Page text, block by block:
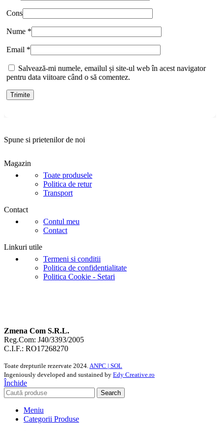
Cons
Nume *
Email *
Salvează-mi numele, emailul și site-ul web în acest navigator
pentru data viitoare când o să comentez.
Spune si prietenilor de noi
Magazin
Toate produsele
Politica de retur
Transport
Contact
Contul meu
Contact
Linkuri utile
Termeni si conditii
Politica de confidentialitate
Politica Cookie - Setari
Zmena Com S.R.L.
Reg.Com: J40/3393/2005
C.I.F.: RO17268270
Toate drepturile rezervate 2024.ANPC | SOL
Ingeniously developed and sustained by Edy Creative.ro
Închide
Search
Meniu
Categorii Produse